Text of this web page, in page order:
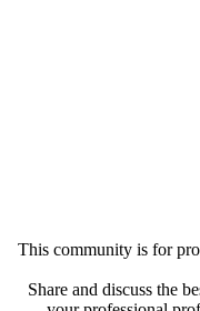
This community is for
Share and discuss the